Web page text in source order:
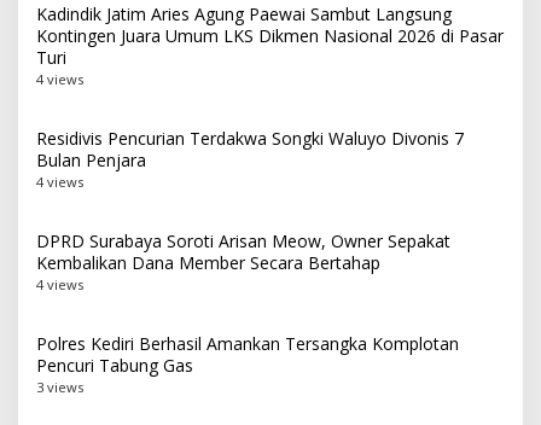
Kadindik Jatim Aries Agung Paewai Sambut Langsung
Kontingen Juara Umum LKS Dikmen Nasional 2026 di Pasar
Turi
4 views
Residivis Pencurian Terdakwa Songki Waluyo Divonis 7
Bulan Penjara
4 views
DPRD Surabaya Soroti Arisan Meow, Owner Sepakat
Kembalikan Dana Member Secara Bertahap
4 views
Polres Kediri Berhasil Amankan Tersangka Komplotan
Pencuri Tabung Gas
3 views